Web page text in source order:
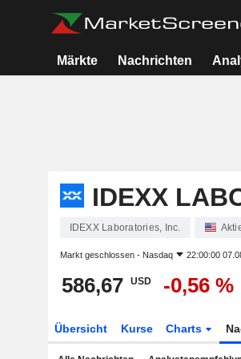
Märkte Nachrichten
IDEXX
IDEXX Laboratories, Inc.
Markt geschlossen - Nasdaq 22:00:00
586,67 USD -0,56 %
Übersicht Kurse Charts